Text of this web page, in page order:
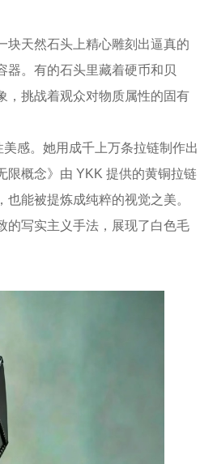
块天然石头上精心雕刻出逼真的
器。有的石头里藏着硬币和贝
，挑战着观众对物质属性的固有
感。她用成千上万条拉链制作出
限概念》由 YKK 提供的黄铜拉链
能被提炼成纯粹的视觉之美。
的写实主义手法，展现了白色毛